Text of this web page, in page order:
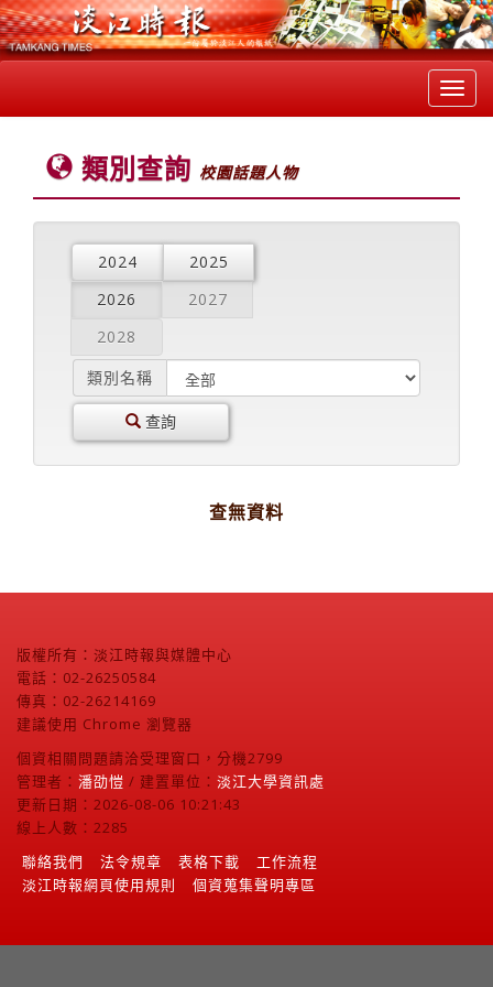
類別查詢 校園話題人物
2024
2025
2026
2027
2028
類別名稱
查詢
查無資料
版權所有：淡江時報與媒體中心
電話：02-26250584
傳真：02-26214169
建議使用 Chrome 瀏覽器
個資相關問題請洽受理窗口，分機2799
管理者： 潘劭愷 / 建置單位： 淡江大學資訊處
更新日期：2026-08-06 10:21:43
線上人數：2285
聯絡我們
法令規章 表格下載
工作流程
淡江時報網頁使用規則
個資蒐集聲明專區